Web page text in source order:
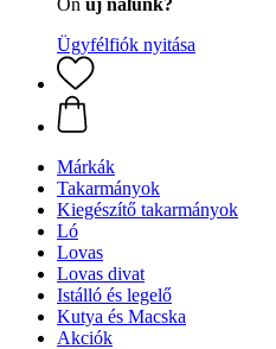
Ön új nálunk?
Ügyfélfiók nyitása
Márkák
Takarmányok
Kiegészítő takarmányok
Ló
Lovas
Lovas divat
Istálló és legelő
Kutya és Macska
Akciók